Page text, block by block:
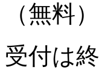
（無料
受付は